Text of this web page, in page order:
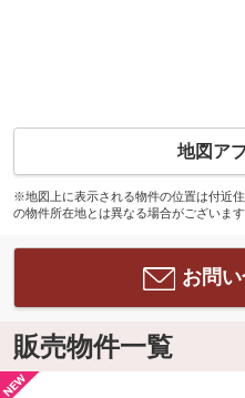
地図ア
※地図上に表示される物件の位置は付近
の物件所在地とは異なる場合がございます
お問
販売物件一覧